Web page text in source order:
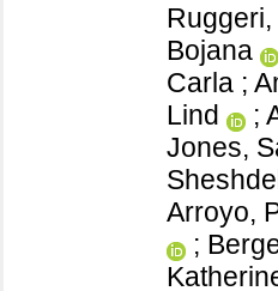
Ruggeri,
Bojana
Carla ;
Lind
;
Jones,
Arroyo,
;